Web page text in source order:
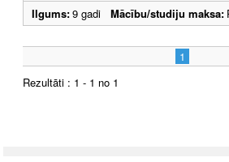
Ilgums:9 gadi Mācību/studiju maksa:
1
Rezultāti : 1 - 1 no 1